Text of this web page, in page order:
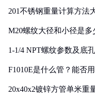
201不锈钢重量计算方法
M20螺纹大径和小径是多
1-1/4 NPT螺纹参数及底
F1010E是什么管？能否
20x40x2镀锌方管单米重